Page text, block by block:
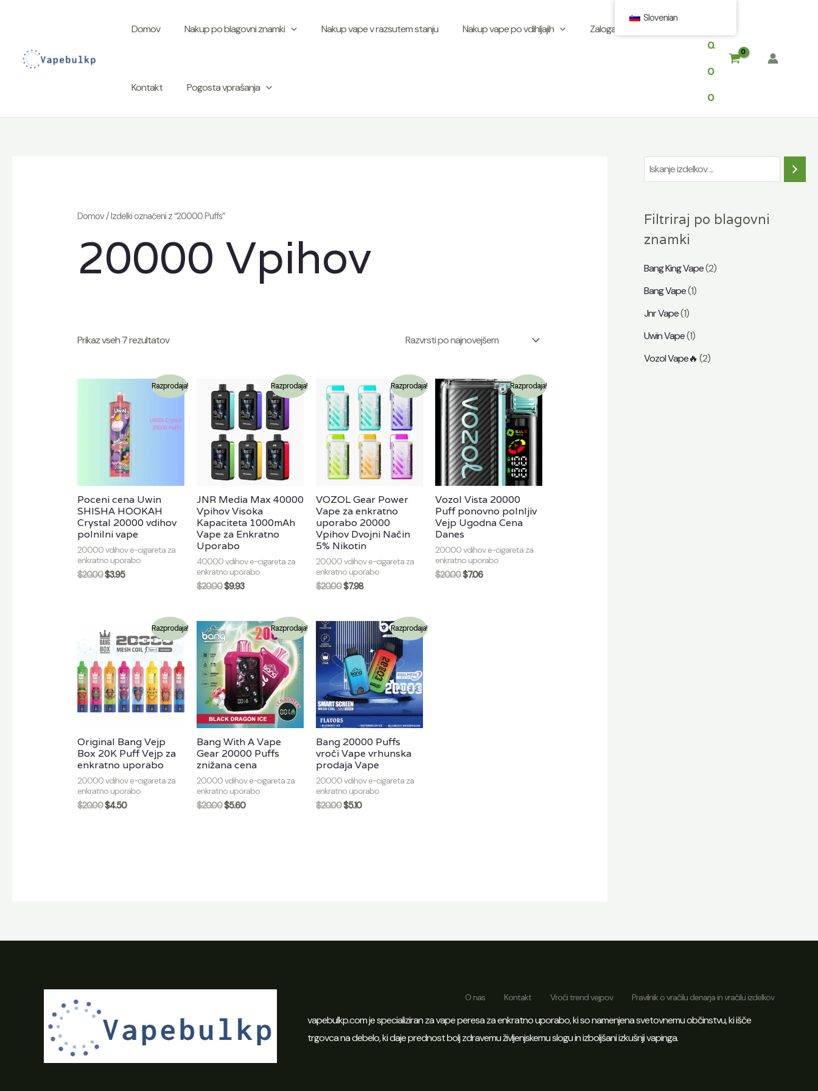
Domov Nakup po blagovni znamki Nakup vape v razsutem stanju Nakup vape po vdihljajih Zaloga vdihov v Evropi
Kontakt Pogosta vprašanja
0.
0
0
Domov/ Izdelki označeni z “20000 Puffs”
20000 Vpihov
Prikaz vseh 7 rezultatov
Razprodaja!
Poceni cena Uwin
SHISHA HOOKAH
Crystal 20000 vdihov
polnilni vape
20000 vdihov e-cigareta za
enkratno uporabo
$20.00$3.95
Razprodaja!
JNR Media Max 40000
Vpihov Visoka
Kapaciteta 1000mAh
Vape za Enkratno
Uporabo
40000 vdihov e-cigareta za
enkratno uporabo
$20.00$9.93
Razprodaja!
VOZOL Gear Power
Vape za enkratno
uporabo 20000
Vpihov Dvojni Način
5% Nikotin
20000 vdihov e-cigareta za
enkratno uporabo
$20.00$7.98
Razprodaja!
Vozol Vista 20000
Puff ponovno polnljiv
Vejp Ugodna Cena
Danes
20000 vdihov e-cigareta za
enkratno uporabo
$20.00$7.06
Razprodaja!
Original Bang Vejp
Box 20K Puff Vejp za
enkratno uporabo
20000 vdihov e-cigareta za
enkratno uporabo
$20.00$4.50
Razprodaja!
Bang With A Vape
Gear 20000 Puffs
znižana cena
20000 vdihov e-cigareta za
enkratno uporabo
$20.00$5.60
Razprodaja!
Bang 20000 Puffs
vroči Vape vrhunska
prodaja Vape
20000 vdihov e-cigareta za
enkratno uporabo
$20.00$5.10
s
a
n
j
Filtriraj po blagovni
znamki
Bang King Vape(2)
Bang Vape(1)
Jnr Vape(1)
Uwin Vape(1)
Vozol Vape🔥 (2)
O nas Kontakt Vroči trend vejpov Pravilnik o vračilu denarja in vračilu izdelkov
vapebulkp.com je specializiran za vape peresa za enkratno uporabo, ki so namenjena svetovnemu občinstvu, ki išče
trgovca na debelo, ki daje prednost bolj zdravemu življenjskemu slogu in izboljšani izkušnji vapinga.
Slovenian